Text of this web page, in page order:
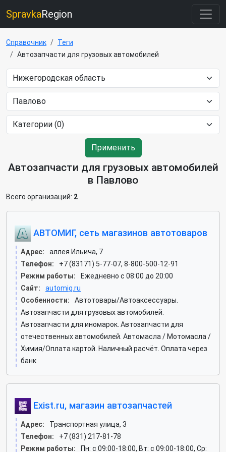
SpravkaRegion
Справочник
Теги
Автозапчасти для грузовых автомобилей
Применить
Автозапчасти для грузовых автомобилей
в Павлово
Всего организаций: 2
АВТОМИГ, сеть магазинов автотоваров
Адрес:
аллея Ильича, 7
Телефон:
+7 (83171) 5-77-07, 8-800-500-12-91
Режим работы:
Ежедневно с 08:00 до 20:00
Сайт:
automig.ru
Особенности:
Автотовары/Автоаксессуары.
Автозапчасти для грузовых автомобилей.
Автозапчасти для иномарок. Автозапчасти для
отечественных автомобилей. Автомасла / Мотомасла /
Химия/Оплата картой. Наличный расчёт. Оплата через
банк
Exist.ru, магазин автозапчастей
Адрес:
Транспортная улица, 3
Телефон:
+7 (831) 217-81-78
Режим работы:
Пн: c 09:00-18:00, Вт: c 09:00-18:00, Ср: